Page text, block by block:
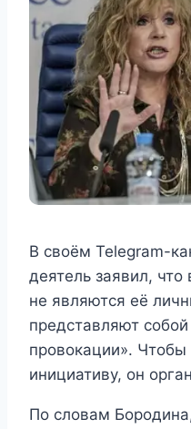
В своём Telegram-
деятель заявил,
не являются её
представляют
провокации».
инициативу, он
По словам